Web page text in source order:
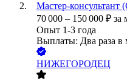
Мастер-
70 000 – 150 000 ₽ за
Опыт 1-3 года
Выплаты: Два раза в
НИЖЕГОРОДЕЦ